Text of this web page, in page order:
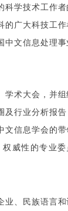
科学技术工作者
的广大科技工作
中文信息处理事
学术大会，并组
及行业分析报告
文信息学会的带
威性的专业委
业、民族语言和